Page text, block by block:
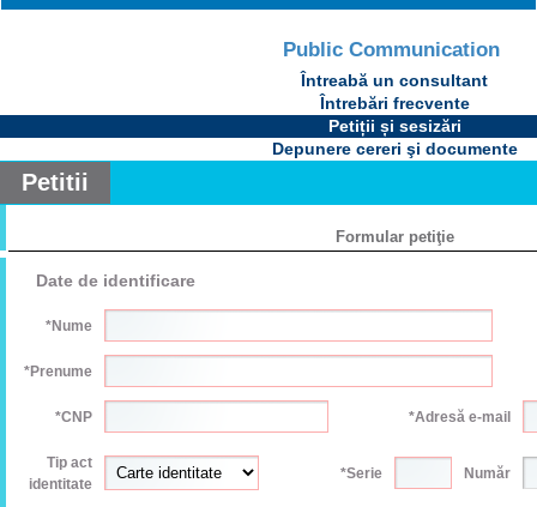
Public Communication
Întreabă un consultant
Întrebări frecvente
Petiții și sesizări
Depunere cereri şi documente
Petitii
Formular petiţie
Date de identificare
*Nume
*Prenume
*CNP *Adresă e-mail
Tip act
identitate
*Serie Număr